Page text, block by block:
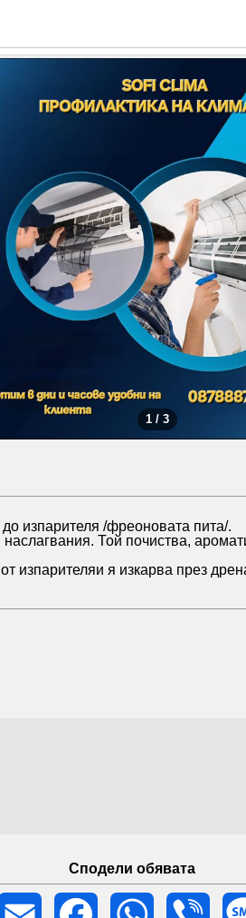
1 / 3
изпарителя /фреоновата пита/.
Той почиства,
изпарителяи я изкарва през
Сподели обявата
Email
Facebook WhatsApp Viber